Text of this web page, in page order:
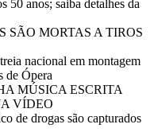
50 anos; saiba detalhes da
SÃO MORTAS A TIROS
nacional em montagem
de Ópera
MÚSICA ESCRITA
VÍDEO
de drogas são capturados